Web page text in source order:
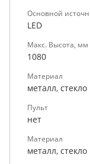
Основной
LED
Макс. Высота, мм
1080
Материал
металл, стекло
Пульт
нет
Материал
металл, стекло